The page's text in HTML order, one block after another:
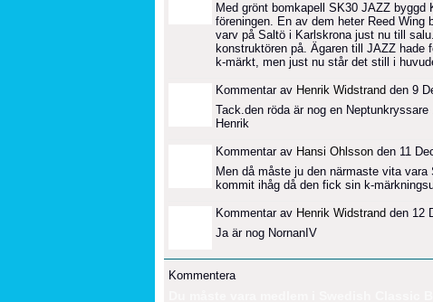
Med grönt bomkapell SK30 JAZZ
föreningen. En av dem heter Reed Wing
varv på Saltö i Karlskrona just nu till
konstruktören på. Ägaren till JAZZ
k-märkt, men just nu står det still i
Kommentar av Henrik Widstrand den 9
Tack.den röda är nog en Neptunkryssare
Henrik
Kommentar av Hansi Ohlsson den 11
Men då måste ju den närmaste vita
kommit ihåg då den fick sin k-
Kommentar av Henrik Widstrand den 12
Ja är nog NornanIV
Kommentera